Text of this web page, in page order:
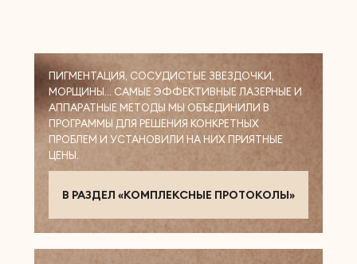
В РАЗДЕЛ «КОМПЛЕКСНЫЕ ПРОТОКОЛЫ»
ПИГМЕНТАЦИЯ, СОСУДИСТЫЕ ЗВЕЗДОЧКИ,
МОРЩИНЫ… САМЫЕ ЭФФЕКТИВНЫЕ ЛАЗЕРНЫЕ И
АППАРАТНЫЕ МЕТОДЫ МЫ ОБЪЕДИНИЛИ В
ПРОГРАММЫ ДЛЯ РЕШЕНИЯ КОНКРЕТНЫХ
ПРОБЛЕМ И УСТАНОВИЛИ НА НИХ ПРИЯТНЫЕ
ЦЕНЫ.